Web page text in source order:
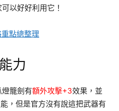
以好好利用它！
點總整理
力
籠劍有額外攻擊+3效果，並
，但是官方沒有說這把武器有